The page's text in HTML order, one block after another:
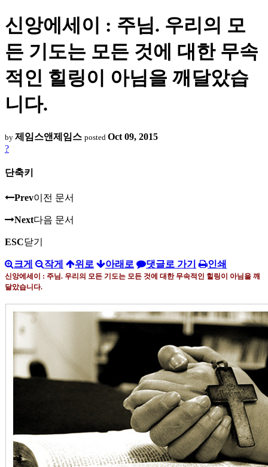
신앙에세이 : 주님. 우리의 모
든 기도는 모든 것에 대한 무속
적인 힐링이 아님을 깨달았습
니다.
by 제임스앤제임스 posted Oct 09, 2015
?
단축키
Prev이전 문서
Next다음 문서
ESC닫기
크게 작게 위로 아래로 댓글로 가기 인쇄
신앙에세이 : 주님. 우리의 모든 기도는 모든 것에 대한 무속적인 힐링이 아님을 깨
달았습니다.